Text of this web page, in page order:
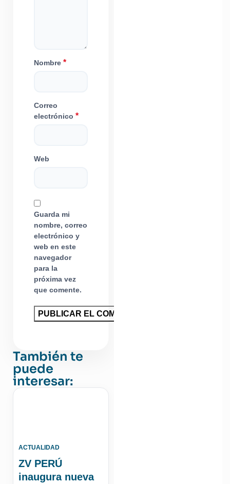
Nombre *
Correo
electrónico *
Web
Guarda mi
nombre, correo
electrónico y
web en este
navegador
para la
próxima vez
que comente.
También te
puede
interesar:
ACTUALIDAD
ZV PERÚ
inaugura nueva